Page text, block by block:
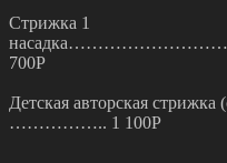
Стрижка 1
700Р
Детская авторская
…………….. 1 100Р